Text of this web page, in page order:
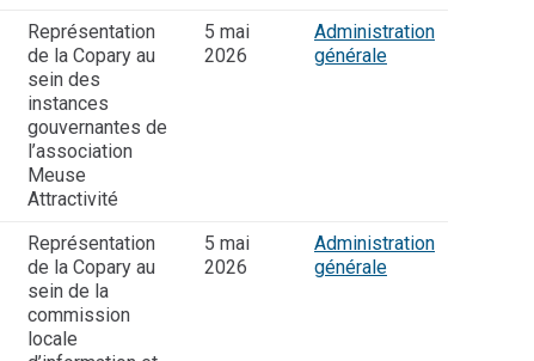
Représentation
de la Copary au
sein des
instances
gouvernantes de
l’association
Meuse
Attractivité
5 mai
2026
Administration
générale
Représentation
de la Copary au
sein de la
commission
locale
5 mai
2026
Administration
générale